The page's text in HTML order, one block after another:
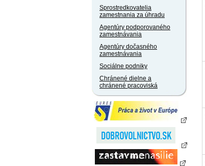
Sprostredkovatelia
zamestnania za úhradu
Agentúry podporovaného
zamestnávania
Agentúry dočasného
zamestnávania
Sociálne podniky
Chránené dielne a
chránené pracoviská